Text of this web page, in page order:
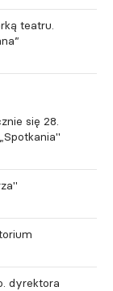
teatru.
się 28.
dyrektora